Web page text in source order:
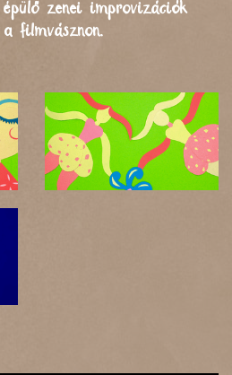
zenei improvizációk
filmvásznon.